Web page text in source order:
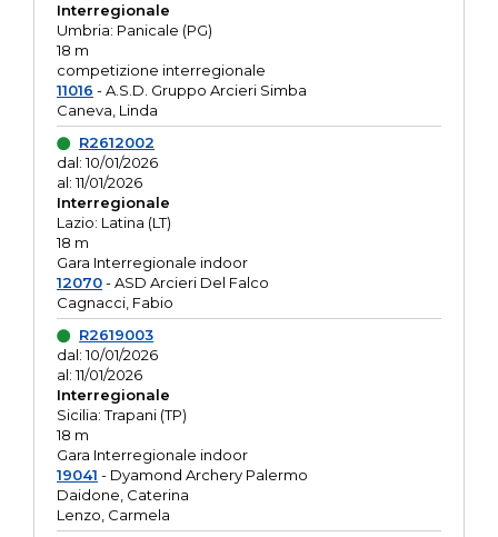
Interregionale
Umbria: Panicale (PG)
18 m
competizione interregionale
11016 - A.S.D. Gruppo Arcieri Simba
Caneva, Linda
R2612002
dal: 10/01/2026
al: 11/01/2026
Interregionale
Lazio: Latina (LT)
18 m
Gara Interregionale indoor
12070- ASD Arcieri Del Falco
Cagnacci, Fabio
R2619003
dal: 10/01/2026
al: 11/01/2026
Interregionale
Sicilia: Trapani (TP)
18 m
Gara Interregionale indoor
19041 - Dyamond Archery Palermo
Daidone, Caterina
Lenzo, Carmela